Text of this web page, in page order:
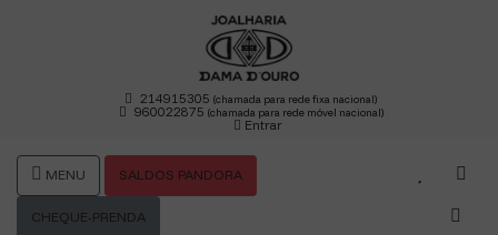
214915305(chamada para rede fixa nacional)
960022875 (chamada para rede móvel nacional)
Entrar
MENU SALDOS PANDORA
CHEQUE-PRENDA